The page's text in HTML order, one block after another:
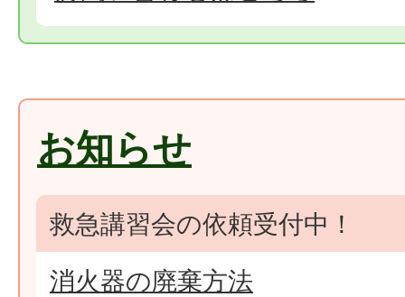
お知らせ
救急講習会の依頼受付中！
消火器の廃棄方法